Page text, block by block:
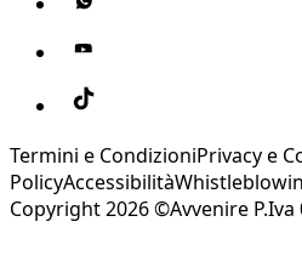
Termini e CondizioniPrivacy e
PolicyAccessibilità
Copyright 2026 ©Avvenire P.Iva